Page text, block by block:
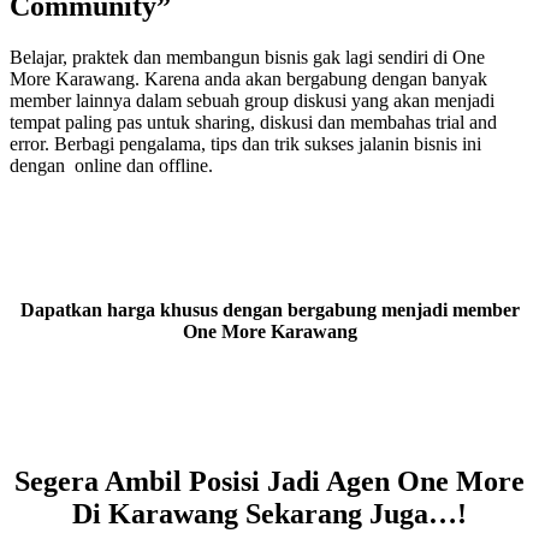
Belajar, praktek dan membangun bisnis gak lagi sendiri di One
More Karawang. Karena anda akan bergabung dengan banyak
member lainnya dalam sebuah group diskusi yang akan menjadi
tempat paling pas untuk sharing, diskusi dan membahas trial and
error. Berbagi pengalama, tips dan trik sukses jalanin bisnis ini
dengan online dan offline.
Dapatkan harga khusus dengan bergabung menjadi member
One More Karawang
Segera Ambil Posisi Jadi Agen One More
Di Karawang Sekarang Juga…!